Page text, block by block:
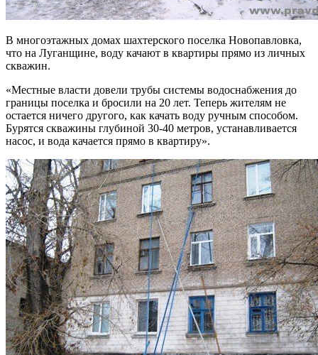
В многоэтажных домах шахтерского поселка Новопавловка,
что на Луганщине, воду качают в квартиры прямо из личных
скважин.
«Местные власти довели трубы системы водоснабжения до
границы поселка и бросили на 20 лет. Теперь жителям не
остается ничего другого, как качать воду ручным способом.
Бурятся скважины глубиной 30-40 метров, устанавливается
насос, и вода качается прямо в квартиру».